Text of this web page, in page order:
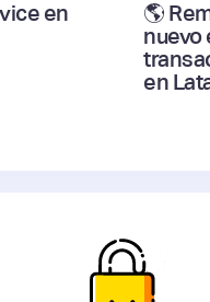
en
🌎
nuevo
en